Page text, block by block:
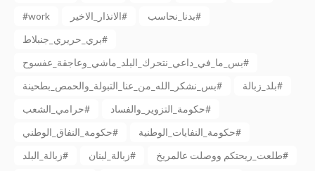
#work
الانذار_الاخير#
بدنا_نحاسب#
بري_حريري_جنبلاط#
بس_ما_في_داعي_نتحرك_البلد_ماشي_وعاجقة_عفسوح#
بس_نشكر_الله_من_عنا_التبولة_والحمص_بطحينة#
بلد_زبالة#
حرامي_الشعب#
حكومة_التزوير_والفساد#
حكومة_النفاق_الوطني#
حكومة_النفايات_الوطنية#
زبالة_البلد#
زبالة_لبنان#
طلعت_ريحتكم ووصلت عالمريخ#